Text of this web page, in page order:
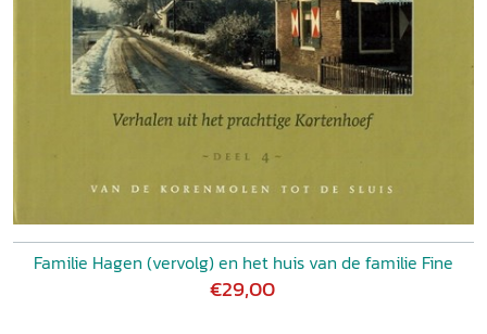
Familie Hagen (vervolg) en het huis van de familie Fine
€29,00